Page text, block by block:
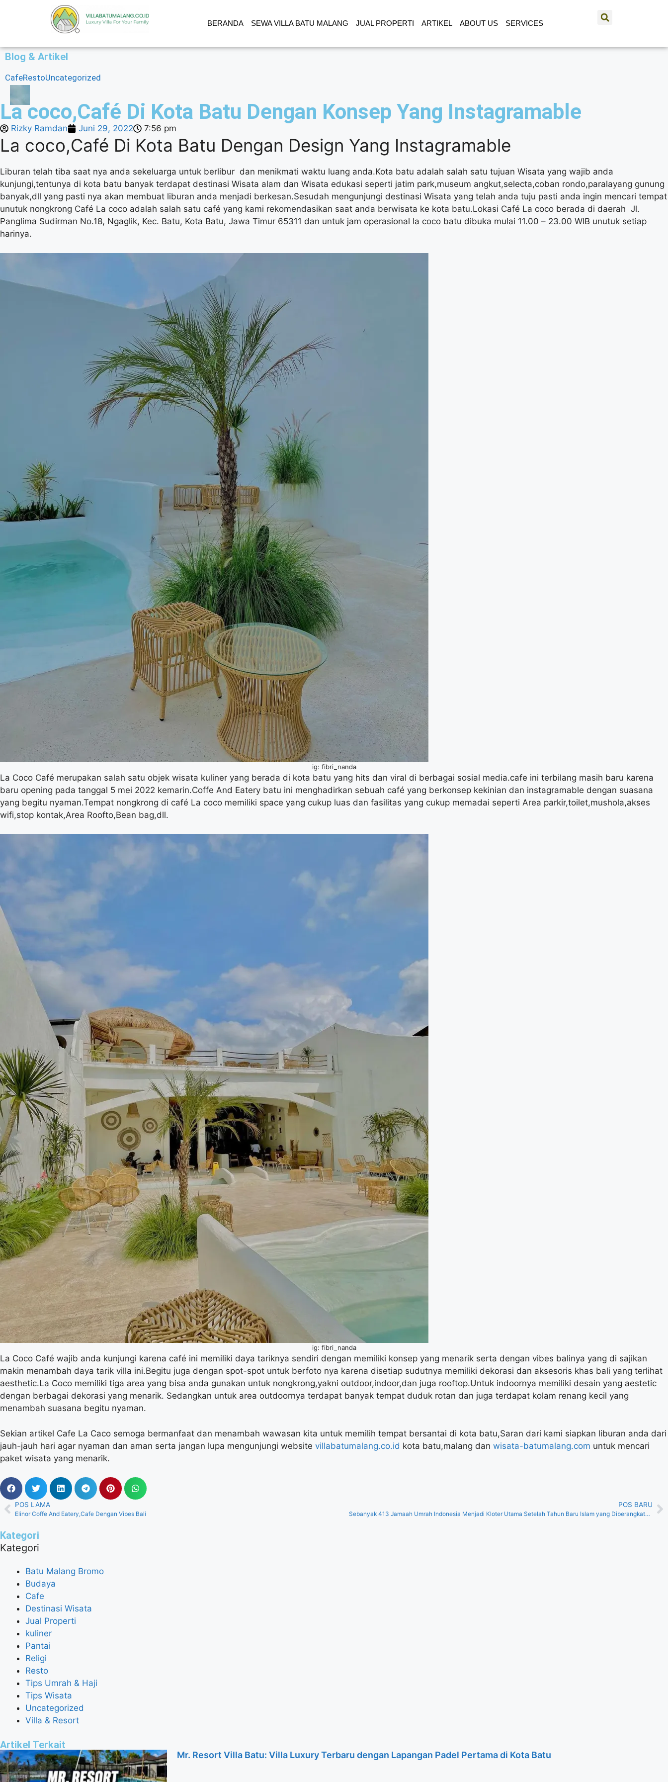
BERANDA SEWA VILLA BATU MALANG JUAL PROPERTI ARTIKEL ABOUT US SERVICES
Blog & Artikel
CafeRestoUncategorized
La coco,Café Di Kota Batu Dengan Konsep Yang Instagramable
Rizky Ramdan Juni 29, 2022 7:56 pm
La coco,Café Di Kota Batu Dengan Design Yang Instagramable
Liburan telah tiba saat nya anda sekeluarga untuk berlibur dan menikmati waktu luang anda.Kota batu adalah salah satu tujuan Wisata yang wajib anda
kunjungi,tentunya di kota batu banyak terdapat destinasi Wisata alam dan Wisata edukasi seperti jatim park,museum angkut,selecta,coban rondo,paralayang gunung
banyak,dll yang pasti nya akan membuat liburan anda menjadi berkesan.Sesudah mengunjungi destinasi Wisata yang telah anda tuju pasti anda ingin mencari tempat
unutuk nongkrong Café La coco adalah salah satu café yang kami rekomendasikan saat anda berwisata ke kota batu.Lokasi Café La coco berada di daerah Jl.
Panglima Sudirman No.18, Ngaglik, Kec. Batu, Kota Batu, Jawa Timur 65311 dan untuk jam operasional la coco batu dibuka mulai 11.00 – 23.00 WIB unutuk setiap
harinya.
ig: fibri_nanda
La Coco Café merupakan salah satu objek wisata kuliner yang berada di kota batu yang hits dan viral di berbagai sosial media.cafe ini terbilang masih baru karena
baru opening pada tanggal 5 mei 2022 kemarin.Coffe And Eatery batu ini menghadirkan sebuah café yang berkonsep kekinian dan instagramable dengan suasana
yang begitu nyaman.Tempat nongkrong di café La coco memiliki space yang cukup luas dan fasilitas yang cukup memadai seperti Area parkir,toilet,mushola,akses
wifi,stop kontak,Area Roofto,Bean bag,dll.
ig: fibri_nanda
La Coco Café wajib anda kunjungi karena café ini memiliki daya tariknya sendiri dengan memiliki konsep yang menarik serta dengan vibes balinya yang di sajikan
makin menambah daya tarik villa ini.Begitu juga dengan spot-spot untuk berfoto nya karena disetiap sudutnya memiliki dekorasi dan aksesoris khas bali yang terlihat
aesthetic.La Coco memiliki tiga area yang bisa anda gunakan untuk nongkrong,yakni outdoor,indoor,dan juga rooftop.Untuk indoornya memiliki desain yang aestetic
dengan berbagai dekorasi yang menarik. Sedangkan untuk area outdoornya terdapat banyak tempat duduk rotan dan juga terdapat kolam renang kecil yang
menambah suasana begitu nyaman.
Sekian artikel Cafe La Caco semoga bermanfaat dan menambah wawasan kita untuk memilih tempat bersantai di kota batu,Saran dari kami siapkan liburan anda dari
jauh-jauh hari agar nyaman dan aman serta jangan lupa mengunjungi website villabatumalang.co.id kota batu,malang dan wisata-batumalang.com untuk mencari
paket wisata yang menarik.
POS LAMA
Elinor Coffe And Eatery,Cafe Dengan Vibes Bali
POS BARU
Sebanyak 413 Jamaah Umrah Indonesia Menjadi Kloter Utama Setelah Tahun Baru Islam yang Diberangkatkan Dari Bandara Kualanamu
Kategori
Kategori
Batu Malang Bromo
Budaya
Cafe
Destinasi Wisata
Jual Properti
kuliner
Pantai
Religi
Resto
Tips Umrah & Haji
Tips Wisata
Uncategorized
Villa & Resort
Artikel Terkait
Mr. Resort Villa Batu: Villa Luxury Terbaru dengan Lapangan Padel Pertama di Kota Batu